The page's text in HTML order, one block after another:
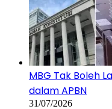
MBG Tak Boleh
dalam APBN
31/07/2026